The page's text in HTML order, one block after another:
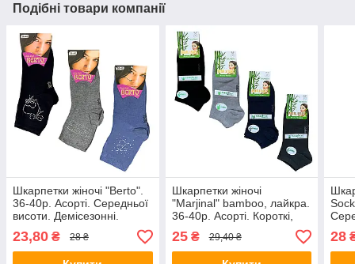
Подібні товари компанії
Шкарпетки жіночі "Berto".
36-40р. Асорті. Середньої
висоти. Демісезонні.
23,80 ₴ 28 ₴
Шкарпетки жіночі
"Marjinal" bamboo, лайкра.
36-40р. Асорті. Короткі,
демісезонні.
25₴ 29,40 ₴ 28